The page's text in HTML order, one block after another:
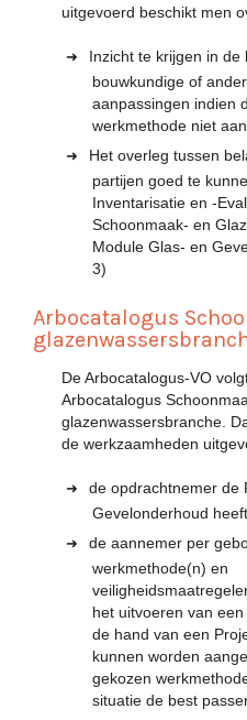
uitgevoerd beschikt men
Inzicht te krijgen in de
bouwkundige of
aanpassingen indien
werkmethode niet
Het overleg tussen
partijen goed te
Inventarisatie en -
Schoonmaak- en
Module Glas- en
3)
Arbocatalogus
De Arbocatalogus-VO
Arbocatalogus
glazenwassersbranche.
de werkzaamheden
de opdrachtnemer de
Gevelonderhoud
de aannemer per
werkmethode(n) en
het uitvoeren van
de hand van een
kunnen worden
gekozen
situatie de best